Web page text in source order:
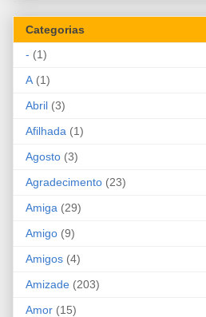
Categorias
- (1)
A (1)
Abril (3)
Afilhada (1)
Agosto (3)
Agradecimento (23)
Amiga (29)
Amigo (9)
Amigos (4)
Amizade (203)
Amor (15)